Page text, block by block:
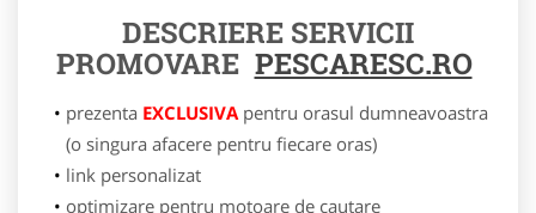
DESCRIERE SERVICII
PROMOVARE PESCARESC.RO
prezenta EXCLUSIVApentru orasul dumneavoastra
(o singura afacere pentru fiecare oras)
link personalizat
optimizare pentru motoare de cautare